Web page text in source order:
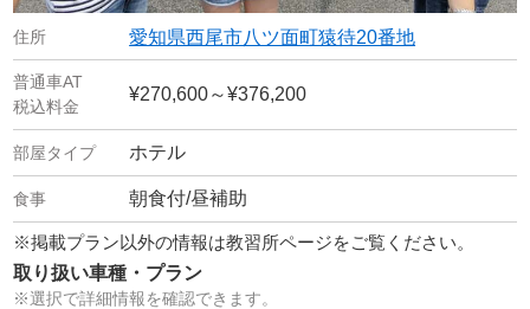
愛知県西尾市八ツ面町猿待20番地
¥270,600～¥376,200
ホテル
朝食付/昼補助
※掲載プラン以外の情報は教習所ページをご覧ください。
取り扱い車種・プラン
※選択で詳細情報を確認できます。